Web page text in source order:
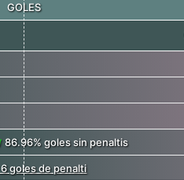
GOLES
86.96% goles sin penaltis
6 goles de penalti